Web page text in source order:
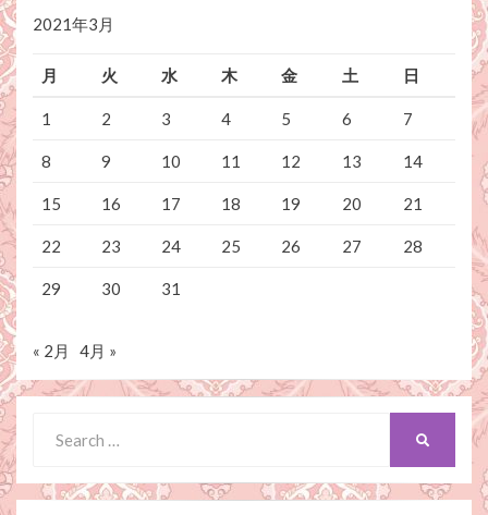
2021年3月
月 火 水 木 金 土 日
1 2 3 4 5 6 7
8 9 10 11 12 13 14
15 16 17 18 19 20 21
22 23 24 25 26 27 28
29 30 31
« 2月 4月 »
for:
SEARCH